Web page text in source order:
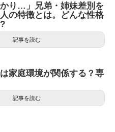
かり…」兄弟・姉妹差別を
の特徴とは。どんな性格
記事を読む
家庭環境が関係する？専
記事を読む